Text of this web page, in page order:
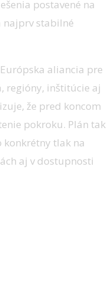
postavené na
najprv stabilné
aliancia pre
regióny, inštitúcie aj
že pred koncom
pokroku. Plán tak
konkrétny tlak na
aj v dostupnosti